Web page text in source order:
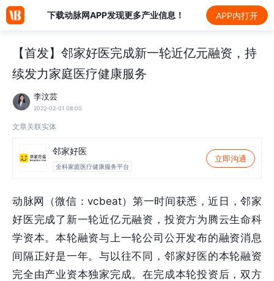
下载动脉网APP发现更多产业信息！ APP内打开
【首发】邻家好医完成新一轮近亿元融资，持
续发力家庭医疗健康服务
李汶芸
2022-02-01 08:00
文章关联实体
邻家好医
全科家庭医疗健康服务平台
立即沟通
动脉网（微信：vcbeat）第一时间获悉，近日，邻家
好医完成了新一轮近亿元融资，投资方为腾云生命科
学资本。本轮融资与上一轮公司公开发布的融资消息
间隔正好是一年。与以往不同，邻家好医的本轮融资
完全由产业资本独家完成。在完成本轮投资后，双方